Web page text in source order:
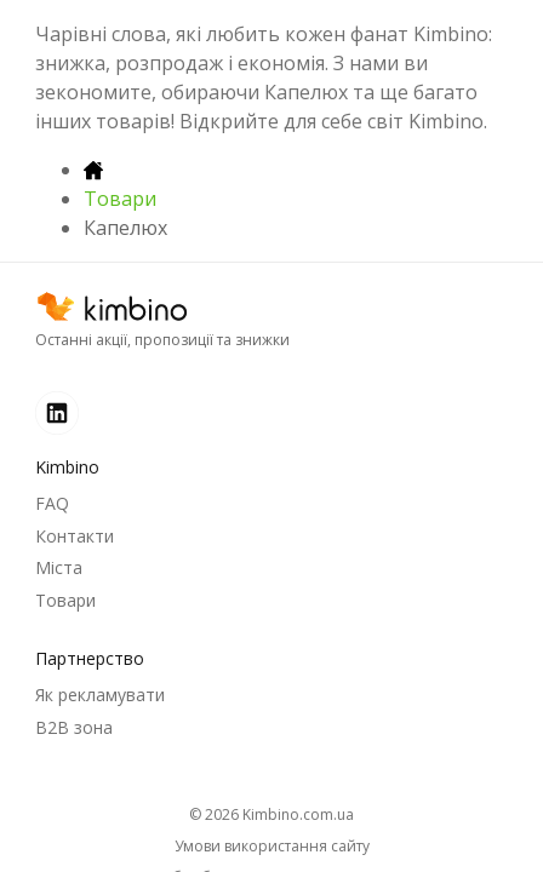
Чарівні слова, які любить кожен фанат Kimbino:
знижка, розпродаж і економія. З нами ви
зекономите, обираючи Капелюх та ще багато
інших товарів! Відкрийте для себе світ Kimbino.
Товари
Капелюх
Останні акції, пропозиції та знижки
Kimbino
FAQ
Контакти
Міста
Товари
Партнерство
Як рекламувати
B2B зона
© 2026
kimbino.com.ua
Умови використання сайту